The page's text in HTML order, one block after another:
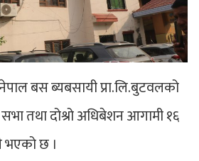
बस ब्यबसायी प्रा.लि.बुटवलको
तथा दोश्रो अधिबेशन आगामी १६
छ ।